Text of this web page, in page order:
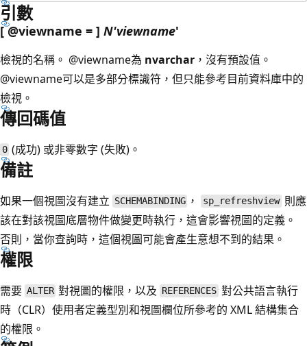
引數
[ @viewname = ] N'viewname'
檢視的名稱。 @viewname為 nvarchar ，沒有預設值。
@viewname可以是多部分標識符，但只能參考目前資料庫中的
檢視。
傳回碼值
0 (成功) 或非零數字 (失敗)。
備註
如果一個視圖沒有建立 SCHEMABINDING ， sp_refreshview 則應
該在對該視圖底層物件做變更時執行，這會影響視圖的定義。
否則，當你查詢時，這個視圖可能會產生意想不到的結果。
權限
需要 ALTER 對視圖的權限，以及 REFERENCES 對公共語言執行
時（CLR）使用者定義型別和視圖欄位所參考的 XML 結構集合
的權限。